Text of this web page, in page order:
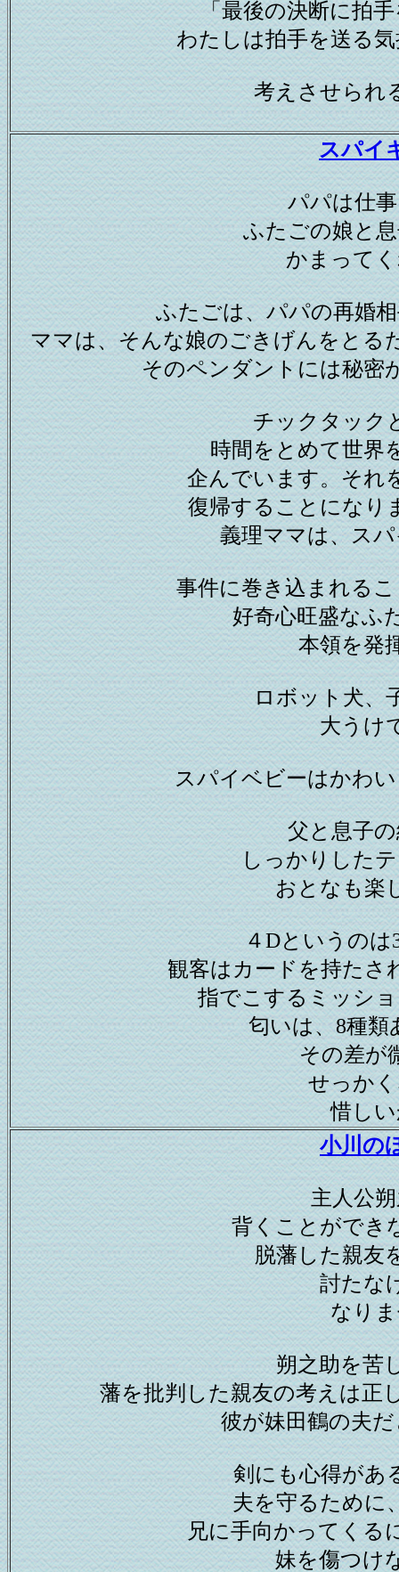
「最後の決断に拍
わたしは拍手を送る
考えさせられ
スパイ
パパは仕
ふたごの娘と
かまって
ふたごは、パパの再婚
ママは、そんな娘のごきげんをとる
そのペンダントには秘密
チックタック
時間をとめて世界
企んでいます。それ
復帰することになり
義理ママは、ス
事件に巻き込まれる
好奇心旺盛なふ
本領を発
ロボット犬、
大うけ
スパイベビーはかわ
父と息子
しっかりした
おとなも楽
４Dというの
観客はカードを持たさ
指でこするミッシ
匂いは、8種類
その差
せっか
惜し
小川の
主人公
背くことができ
脱藩した親友
討たな
なり
朔之助を苦
藩を批判した親友の考えは正
彼が妹田鶴の夫
剣にも心得があ
夫を守るために
兄に手向かってくる
妹を傷つけ